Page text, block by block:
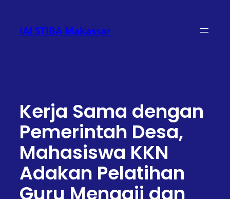
konten
IAI STIBA Makassar
Kerja Sama dengan
Pemerintah Desa,
Mahasiswa KKN
Adakan Pelatihan
Guru Mengaji dan